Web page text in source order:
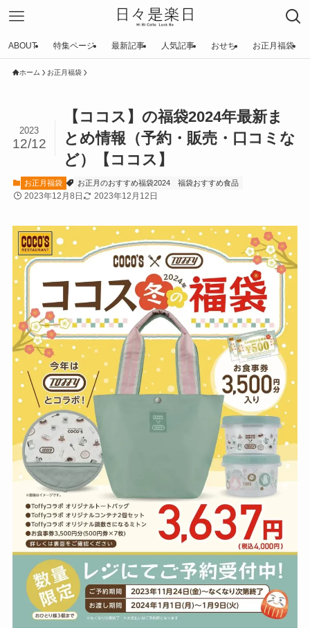
ABOUT 特集ページ 最新記事 人気記事 おせち お正月福袋
ホーム お正月福袋
【ココス】の福袋2024年最新ま
とめ情報（予約・販売・口コミな
ど）【ココス】
2023
12/12
お正月福袋 お正月のおすすめ福袋2024 福袋おすすめ食品
2023年12月8日 2023年12月12日